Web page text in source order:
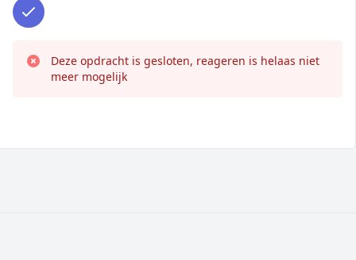
Deze opdracht is gesloten, reageren is helaas niet
meer mogelijk